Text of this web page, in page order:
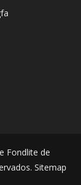
Fondlite de
Sitemap